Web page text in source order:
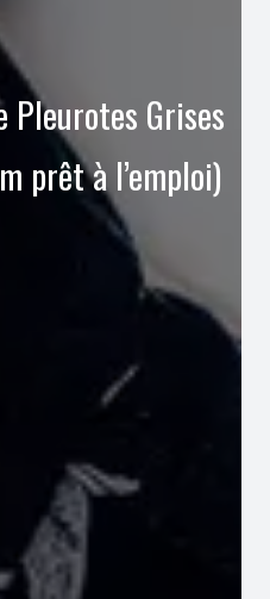
Grises
prêt à l’emploi)